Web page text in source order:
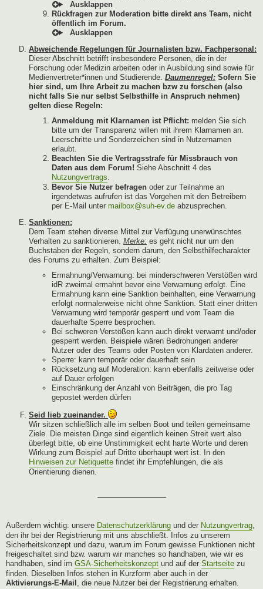
Rückfragen zur Moderation bitte direkt ans Team, nicht
öffentlich im Forum.
Abweichende Regelungen für Journalisten bzw. Fachpersonal:
Dieser Abschnitt betrifft insbesondere Personen, die in der
Forschung oder Medizin arbeiten oder in Ausbildung sind sowie für
Medienvertreter*innen und Studierende. Daumenregel: Sofern Sie
hier sind, um Ihre Arbeit zu machen bzw zu forschen (also
nicht falls Sie nur selbst Selbsthilfe in Anspruch nehmen)
gelten diese Regeln:
Anmeldung mit Klarnamen ist Pflicht: melden Sie sich
bitte um der Transparenz willen mit ihrem Klarnamen an.
Leerschritte und Sonderzeichen sind in Nutzernamen
erlaubt.
Beachten Sie die Vertragsstrafe für Missbrauch von
Daten aus dem Forum! Siehe Abschnitt 4 des
Nutzungvertrags.
Bevor Sie Nutzer befragen oder zur Teilnahme an
irgendetwas aufrufen ist das Vorgehen mit den Betreibern
per E-Mail unter mailbox@suh-ev.de abzusprechen.
Sanktionen:
Dem Team stehen diverse Mittel zur Verfügung unerwünschtes
Verhalten zu sanktionieren. Merke: es geht nicht nur um den
Buchstaben der Regeln, sondern darum, den Selbsthilfecharakter
des Forums zu erhalten. Zum Beispiel:
Ermahnung/Verwarnung: bei minderschweren Verstößen wird
idR zweimal ermahnt bevor eine Verwarnung erfolgt. Eine
Ermahnung kann eine Sanktion beinhalten, eine Verwarnung
erfolgt normalerweise nicht ohne Sanktion. Statt einer dritten
Verwarnung wird temporär gesperrt und vom Team die
dauerhafte Sperre besprochen.
Bei schweren Verstößen kann auch direkt verwarnt und/oder
gesperrt werden. Beispiele wären Bedrohungen anderer
Nutzer oder des Teams oder Posten von Klardaten anderer.
Sperre: kann temporär oder dauerhaft sein
Rücksetzung auf Moderation: kann ebenfalls zeitweise oder
auf Dauer erfolgen
Einschränkung der Anzahl von Beiträgen, die pro Tag
gepostet werden dürfen
Seid lieb zueinander.
Wir sitzen schließlich alle im selben Boot und teilen gemeinsame
Ziele. Die meisten Dinge sind eigentlich keinen Streit wert also
überlegt bitte, ob eine Unstimmigkeit echt harte Worte und deren
Wirkung zum Beispiel auf Dritte überhaupt wert ist. In den
Hinweisen zur Netiquette findet ihr Empfehlungen, die als
Orientierung dienen.
—————————
Außerdem wichtig: unsere Datenschutzerklärung und der Nutzungvertrag,
den ihr bei der Registrierung mit uns abschließt. Infos zu unserem
Sicherheitskonzept und dazu, warum im Forum gewisse Funktionen nicht
freigeschaltet sind bzw. warum wir manches so handhaben, wie wir es
handhaben, sind im GSA-Sicherheitskonzept und auf der Startseite zu
finden. Dieselben Infos stehen in Kurzform aber auch in der
Aktivierungs-E-Mail , die neue Nutzer bei der Registrierung erhalten.